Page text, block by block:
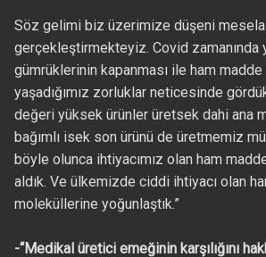
Söz gelimi biz üzerimize düşeni
gerçekleştirmekteyiz. Covid zamanında
gümrüklerinin kapanması ile ham
yaşadığımız zorluklar neticesinde
değeri yüksek ürünler üretsek dahi ana
bağımlı isek son ürünü de üretmemiz
böyle olunca ihtiyacımız olan ham
aldık. Ve ülkemizde ciddi ihtiyacı olan
moleküllerine yoğunlaştık.”
-“Medikal üretici emeğinin karşılığını